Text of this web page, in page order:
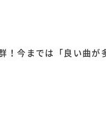
！今までは「良い曲が